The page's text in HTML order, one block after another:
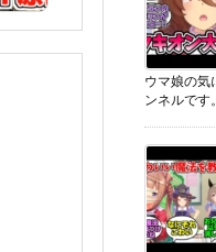
ウマ娘の気
ンネルです